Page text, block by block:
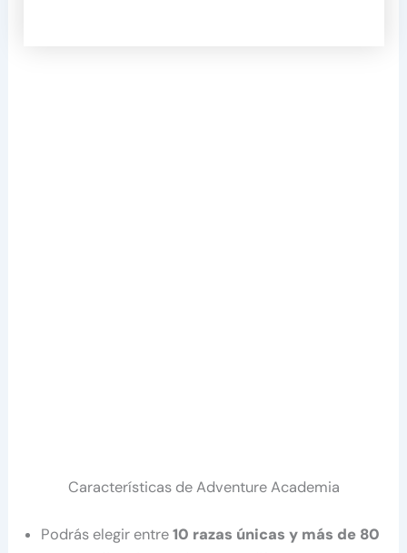
Características de Adventure Academia
Podrás elegir entre10 razas únicas y más de 80